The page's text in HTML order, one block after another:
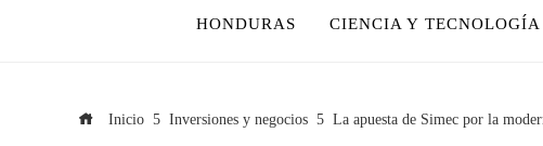
HONDURAS CIENCIA Y TECNOLOGÍA
Inicio Inversiones y negocios La apuesta de Simec por la